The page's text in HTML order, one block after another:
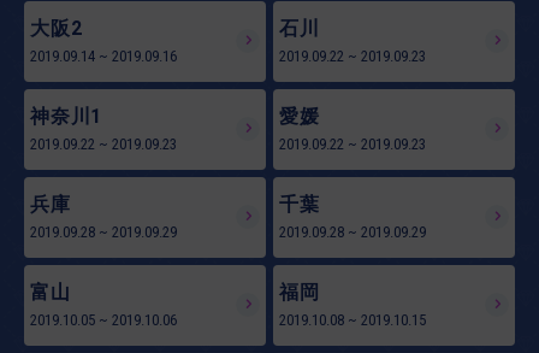
大阪2
2019.09.14 ~ 2019.09.16
石川
2019.09.22 ~ 2019.09.23
神奈川1
2019.09.22 ~ 2019.09.23
愛媛
2019.09.22 ~ 2019.09.23
兵庫
2019.09.28 ~ 2019.09.29
千葉
2019.09.28 ~ 2019.09.29
富山
2019.10.05 ~ 2019.10.06
福岡
2019.10.08 ~ 2019.10.15